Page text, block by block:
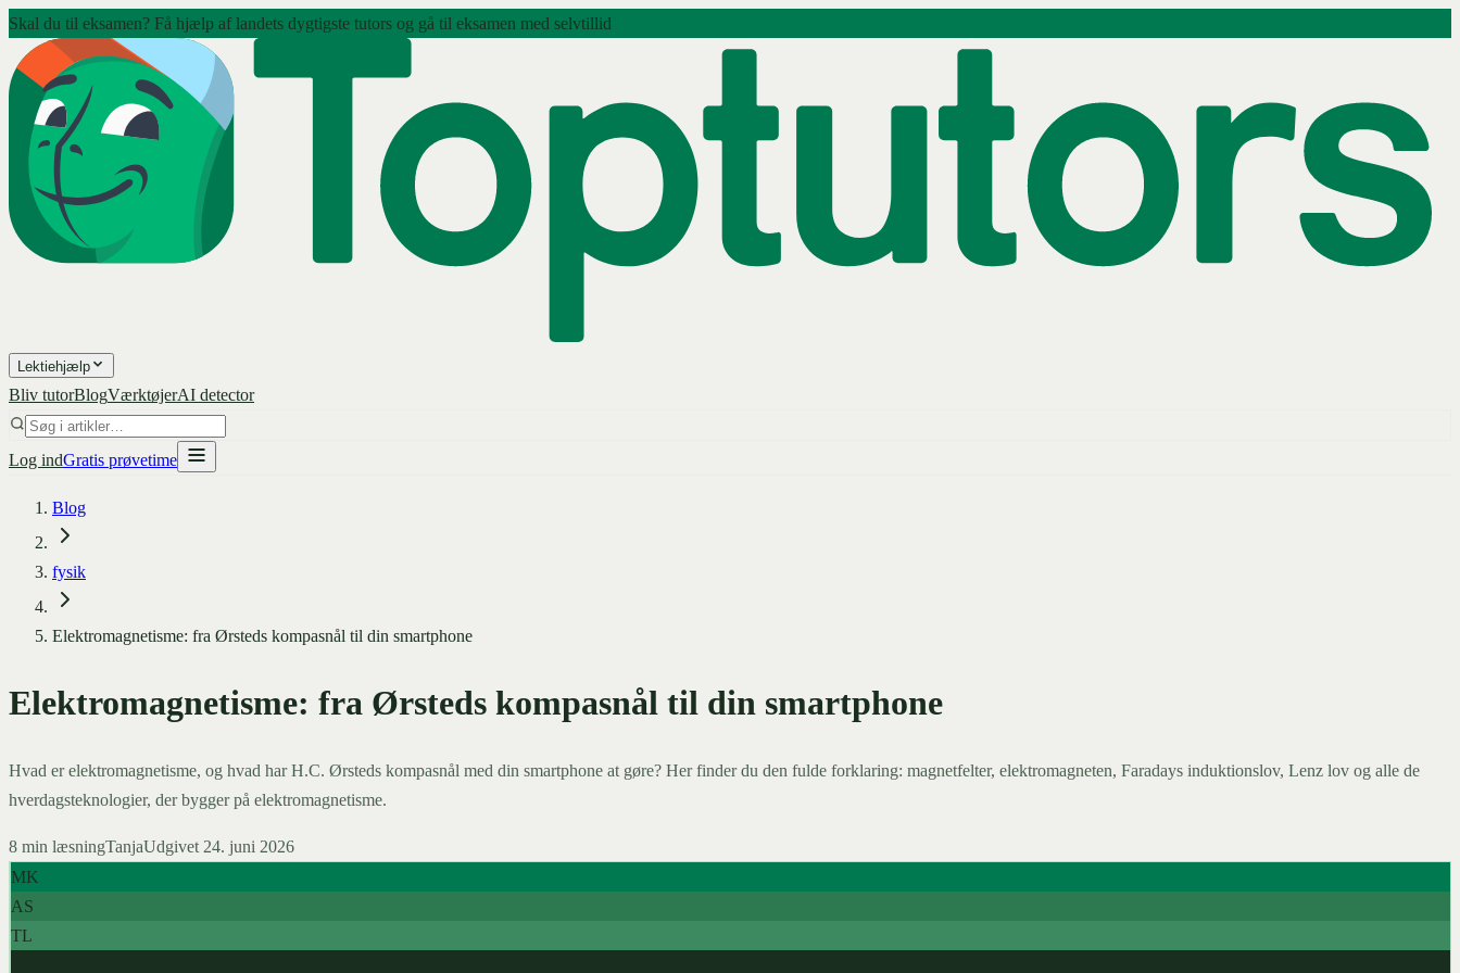
Skal du til eksamen? Få hjælp af landets dygtigste tutors og gå til eksamen med selvtillid
Lektiehjælp
Bliv tutorBlogVærktøjerAI detector
Log indGratis prøvetime
Blog
fysik
Elektromagnetisme: fra Ørsteds kompasnål til din smartphone
Elektromagnetisme: fra Ørsteds kompasnål til din smartphone
Hvad er elektromagnetisme, og hvad har H.C. Ørsteds kompasnål med din smartphone at gøre? Her finder du den fulde forklaring: magnetfelter, elektromagneten, Faradays induktionslov, Lenz lov og alle de
hverdagsteknologier, der bygger på elektromagnetisme.
8 min læsningTanjaUdgivet 24. juni 2026
MK
AS
TL